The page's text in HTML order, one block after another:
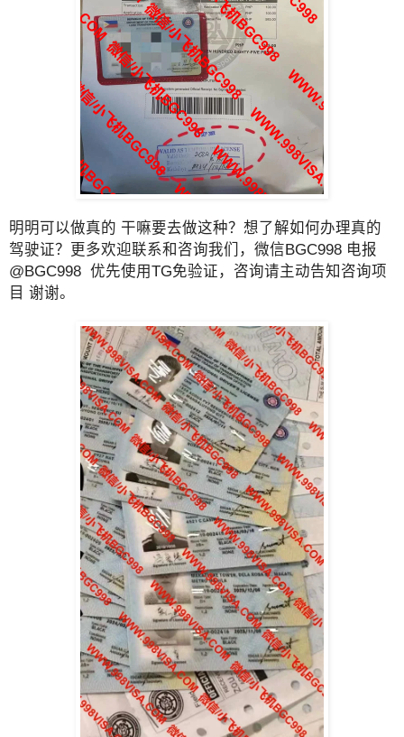
明明可以做真的 干嘛要去做这种？想了解如何办理真的
驾驶证？更多欢迎联系和咨询我们，微信BGC998 电报
@BGC998 优先使用TG免验证，咨询请主动告知咨询项
目 谢谢。